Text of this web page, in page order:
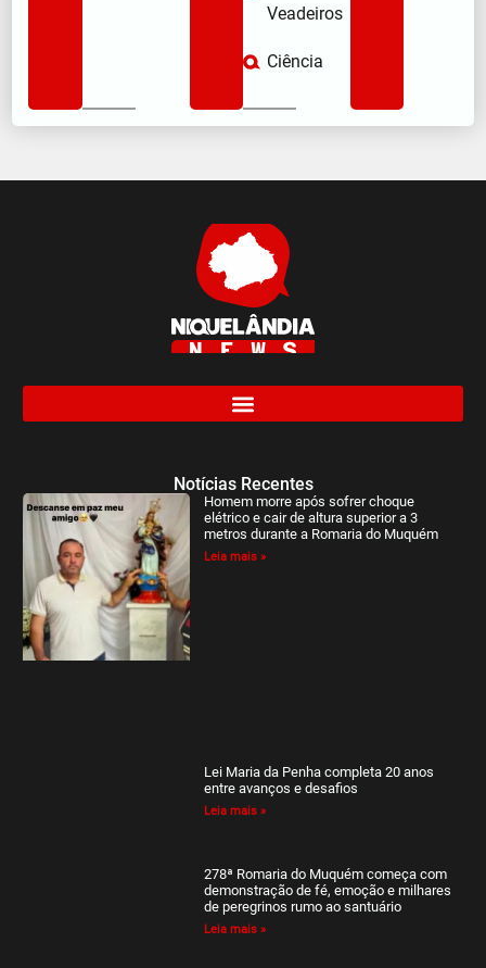
Veadeiros
Ciência
Notícias Recentes
Homem morre após sofrer choque
elétrico e cair de altura superior a 3
metros durante a Romaria do Muquém
Leia mais »
Lei Maria da Penha completa 20 anos
entre avanços e desafios
Leia mais »
278ª Romaria do Muquém começa com
demonstração de fé, emoção e milhares
de peregrinos rumo ao santuário
Leia mais »